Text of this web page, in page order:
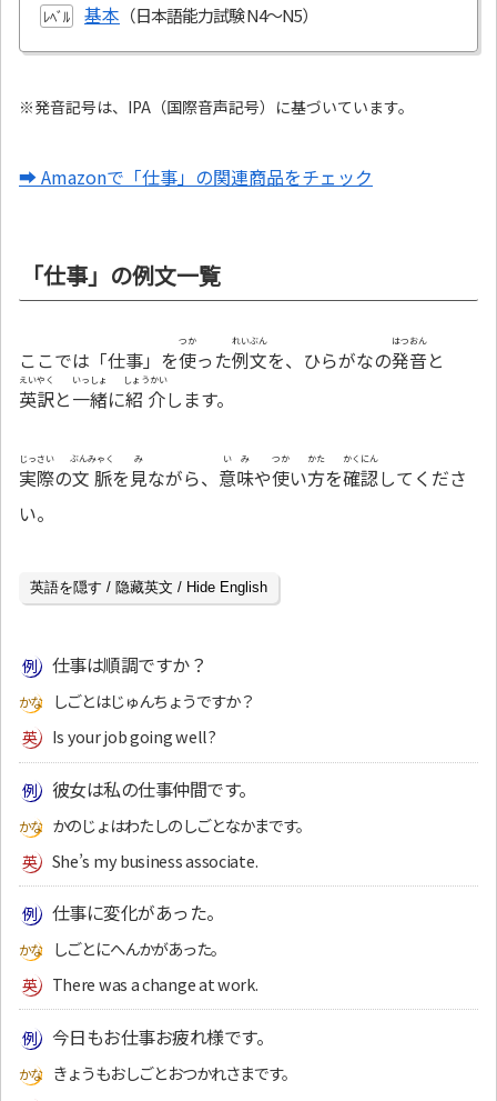
ﾚﾍﾞﾙ 基本
※発音記号は、IPA（国際音声記号）に基づいています。
➡ Amazonで「仕事」の関連商品をチェック
「仕事」の例文一覧
ここでは「仕事」を使
つか
った例文
れいぶん
を、ひらがなの発音
はつおん
と
英訳
えいやく
と一緒
いっしょ
に紹介
しょうかい
します。
実際
じっさい
の文脈
ぶんみゃく
を見
み
ながら、 意味
いみ
や使
つか
い方
かた
を確認
かくにん
してくださ
い。
英語を隠す / 隐藏英文 / Hide English
仕事は順調ですか？
しごとはじゅんちょうですか？
Is your job going well?
彼女は私の仕事仲間です。
かのじょはわたしのしごとなかまです。
She’s my business associate.
仕事に変化があった。
しごとにへんかがあった。
There was a change at work.
今日もお仕事お疲れ様です。
きょうもおしごとおつかれさまです。